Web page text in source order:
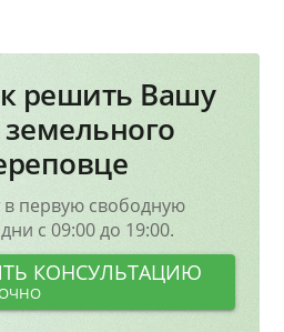
решить Вашу
первую свободную
с 09:00 до 19:00.
КОНСУЛЬТАЦИЮ